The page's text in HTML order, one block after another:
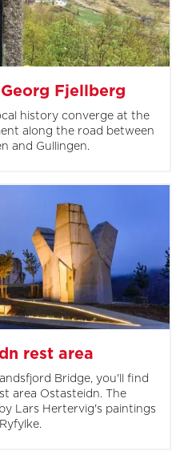
Fjellberg
history converge at the
along the road between
and Gullingen.
rest area
Bridge, you'll find
area Ostasteidn. The
Lars Hertervig's paintings